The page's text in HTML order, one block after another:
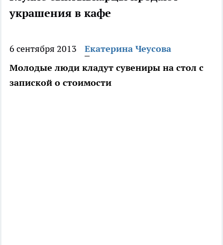
украшения в кафе
6 сентября 2013
Екатерина Чеусова
Молодые люди кладут сувениры на стол с
запиской о стоимости